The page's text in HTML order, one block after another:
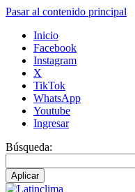
Pasar al contenido principal
Inicio
Facebook
Instagram
X
TikTok
WhatsApp
Youtube
Ingresar
Búsqueda: